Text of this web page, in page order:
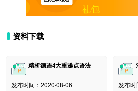
礼包
资料下载
精析德语4大重难点语法
发布时间：2020-08-06
发布